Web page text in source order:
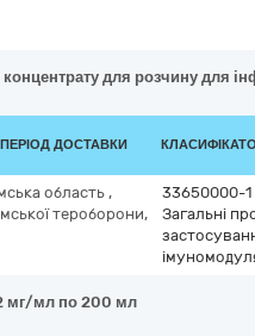
для розчину для
ДОСТАВКИ
область ,
тероборони,
33650000-1
Загальні
мг/мл по 200 мл